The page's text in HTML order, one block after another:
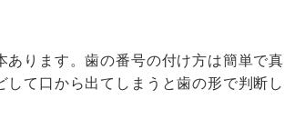
ります。歯の番号の付け方は簡単で真
て口から出てしまうと歯の形で判断し